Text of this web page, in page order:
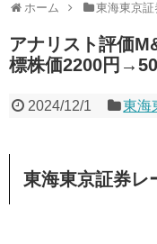
ホーム 東海東京証
アナリスト評価
標株価2200円
2024/12/1 東海
東海東京証券レ